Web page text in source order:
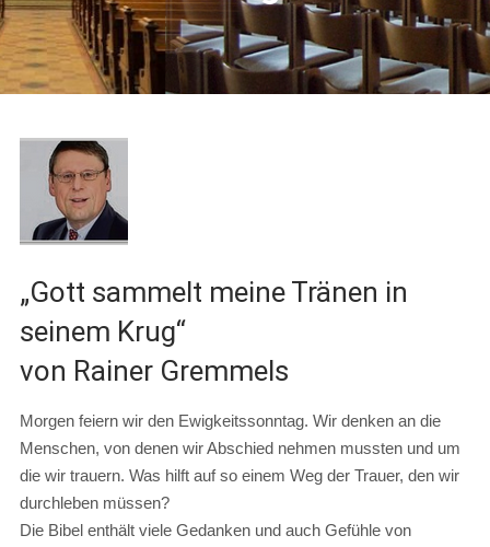
„Gott sammelt meine Tränen in
seinem Krug“
von Rainer Gremmels
Morgen feiern wir den Ewigkeitssonntag. Wir denken an die
Menschen, von denen wir Abschied nehmen mussten und um
die wir trauern. Was hilft auf so einem Weg der Trauer, den wir
durchleben müssen?
Die Bibel enthält viele Gedanken und auch Gefühle von